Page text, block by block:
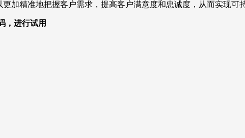
加精准地把握客户需求，提高客户满意度和忠诚度，从而实现可
，进行试用